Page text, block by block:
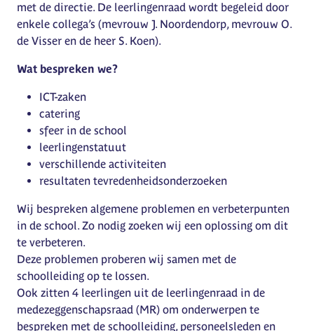
met de directie. De leerlingenraad wordt begeleid door
enkele collega’s (mevrouw J. Noordendorp, mevrouw O.
de Visser en de heer S. Koen).
Wat bespreken we?
ICT-zaken
catering
sfeer in de school
leerlingenstatuut
verschillende activiteiten
resultaten tevredenheidsonderzoeken
Wij bespreken algemene problemen en verbeterpunten
in de school. Zo nodig zoeken wij een oplossing om dit
te verbeteren.
Deze problemen proberen wij samen met de
schoolleiding op te lossen.
Ook zitten 4 leerlingen uit de leerlingenraad in de
medezeggenschapsraad (MR) om onderwerpen te
bespreken met de schoolleiding, personeelsleden en